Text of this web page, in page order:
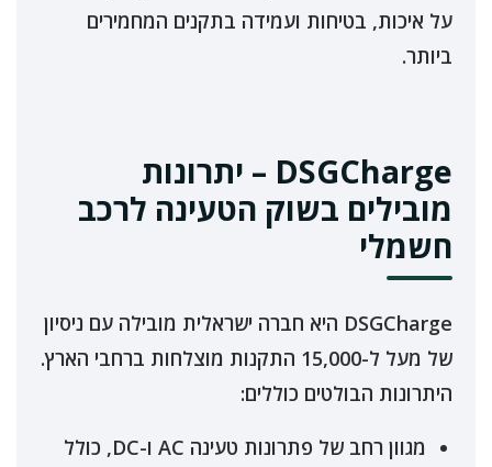
על איכות, בטיחות ועמידה בתקנים המחמירים
ביותר.
DSGCharge – יתרונות
מובילים בשוק הטעינה לרכב
חשמלי
DSGCharge היא חברה ישראלית מובילה עם ניסיון
של מעל ל-15,000 התקנות מוצלחות ברחבי הארץ.
היתרונות הבולטים כוללים:
מגוון רחב של פתרונות טעינה AC ו-DC, כולל